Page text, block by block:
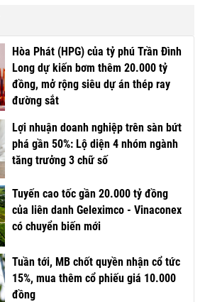
Hòa Phát (HPG) của tỷ phú Trần Đình
Long dự kiến bơm thêm 20.000 tỷ
đồng, mở rộng siêu dự án thép ray
đường sắt
Lợi nhuận doanh nghiệp trên sàn bứt
phá gần 50%: Lộ diện 4 nhóm ngành
tăng trưởng 3 chữ số
Tuyến cao tốc gần 20.000 tỷ đồng
của liên danh Geleximco - Vinaconex
có chuyển biến mới
Tuần tới, MB chốt quyền nhận cổ tức
15%, mua thêm cổ phiếu giá 10.000
đồng